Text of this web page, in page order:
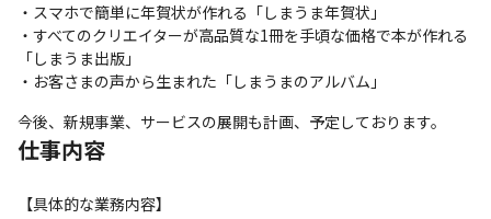
・スマホで簡単に年賀状が作れる「しまうま年賀状」
・すべてのクリエイターが高品質な1冊を手頃な価格で本が作れる
「しまうま出版」
・お客さまの声から生まれた「しまうまのアルバム」
今後、新規事業、サービスの展開も計画、予定しております。
仕事内容
【具体的な業務内容】